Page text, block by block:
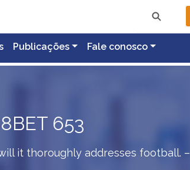
Publicações Fale conosco
653
it thoroughly addresses football. –